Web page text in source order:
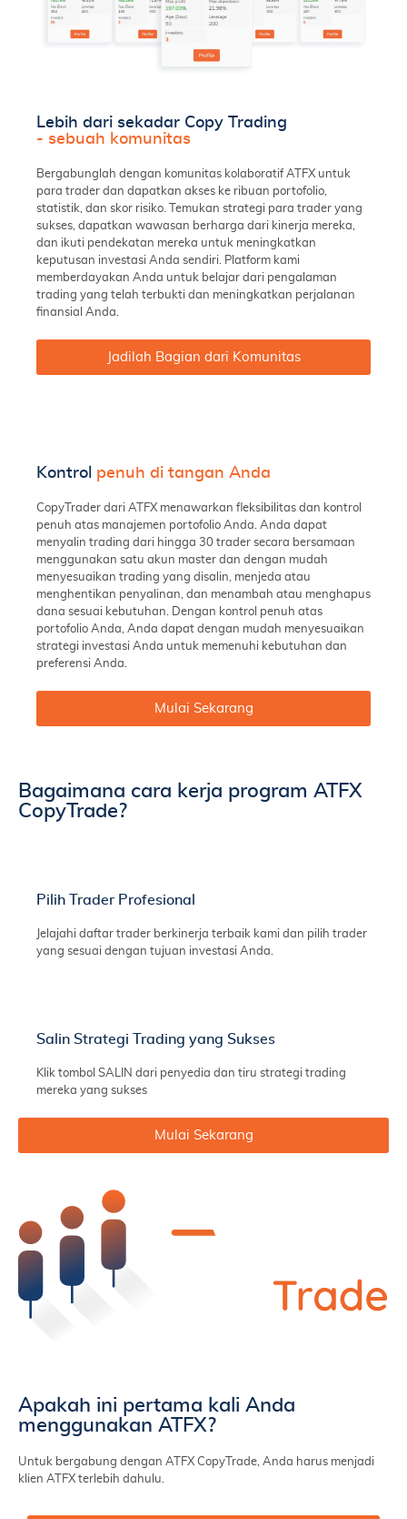
Lebih dari sekadar Copy Trading
- sebuah komunitas
Bergabunglah dengan komunitas kolaboratif ATFX untuk
para trader dan dapatkan akses ke ribuan portofolio,
statistik, dan skor risiko. Temukan strategi para trader yang
sukses, dapatkan wawasan berharga dari kinerja mereka,
dan ikuti pendekatan mereka untuk meningkatkan
keputusan investasi Anda sendiri. Platform kami
memberdayakan Anda untuk belajar dari pengalaman
trading yang telah terbukti dan meningkatkan perjalanan
finansial Anda.
Jadilah Bagian dari Komunitas
Kontrol penuh di tangan Anda
CopyTrader dari ATFX menawarkan fleksibilitas dan kontrol
penuh atas manajemen portofolio Anda. Anda dapat
menyalin trading dari hingga 30 trader secara bersamaan
menggunakan satu akun master dan dengan mudah
menyesuaikan trading yang disalin, menjeda atau
menghentikan penyalinan, dan menambah atau menghapus
dana sesuai kebutuhan. Dengan kontrol penuh atas
portofolio Anda, Anda dapat dengan mudah menyesuaikan
strategi investasi Anda untuk memenuhi kebutuhan dan
preferensi Anda.
Mulai Sekarang
Bagaimana cara kerja program ATFX
CopyTrade?
Pilih Trader Profesional
Jelajahi daftar trader berkinerja terbaik kami dan pilih trader
yang sesuai dengan tujuan investasi Anda.
Salin Strategi Trading yang Sukses
Klik tombol SALIN dari penyedia dan tiru strategi trading
mereka yang sukses
Mulai Sekarang
Apakah ini pertama kali Anda
menggunakan ATFX?
Untuk bergabung dengan ATFX CopyTrade, Anda harus menjadi
klien ATFX terlebih dahulu.